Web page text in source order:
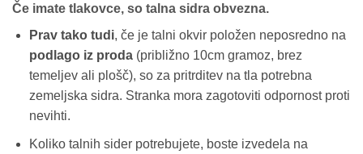
Možnosti
izberete
na
strani
izdelka
Če imate tlakovce, so talna sidra obvezna.
Prav tako tudi, če je talni okvir položen neposredno na
podlago iz proda(približno 10cm gramoz, brez
temeljev ali plošč), so za pritrditev na tla potrebna
zemeljska sidra. Stranka mora zagotoviti odpornost proti
nevihti.
Koliko talnih sider potrebujete, boste izvedela na